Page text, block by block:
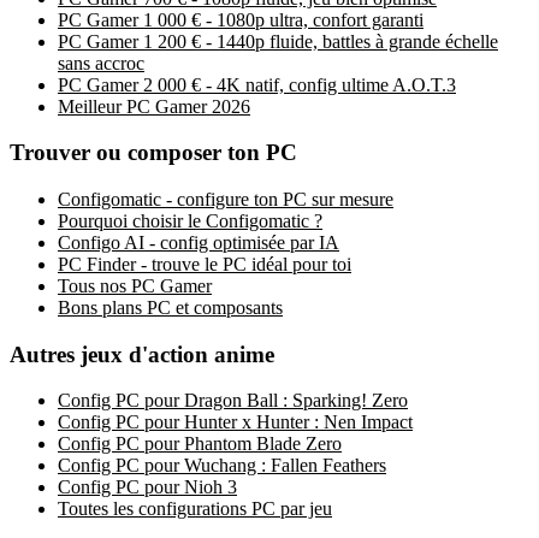
PC Gamer 1 000 € - 1080p ultra, confort garanti
PC Gamer 1 200 € - 1440p fluide, battles à grande échelle
sans accroc
PC Gamer 2 000 € - 4K natif, config ultime A.O.T.3
Meilleur PC Gamer 2026
Trouver ou composer ton PC
Configomatic - configure ton PC sur mesure
Pourquoi choisir le Configomatic ?
Configo AI - config optimisée par IA
PC Finder - trouve le PC idéal pour toi
Tous nos PC Gamer
Bons plans PC et composants
Autres jeux d'action anime
Config PC pour Dragon Ball : Sparking! Zero
Config PC pour Hunter x Hunter : Nen Impact
Config PC pour Phantom Blade Zero
Config PC pour Wuchang : Fallen Feathers
Config PC pour Nioh 3
Toutes les configurations PC par jeu